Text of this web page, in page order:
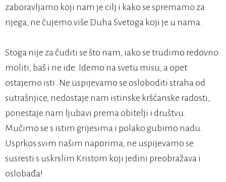
zaboravljamo koji nam je cilj i kako se spremamo za
njega, ne čujemo više Duha Svetoga koji je u nama.
Stoga nije za čuditi se što nam, iako se trudimo redovno
moliti, baš i ne ide. Idemo na svetu misu, a opet
ostajemo isti. Ne uspijevamo se osloboditi straha od
sutrašnjice, nedostaje nam istinske kršćanske radosti,
ponestaje nam ljubavi prema obitelji i društvu.
Mučimo se s istim grijesima i polako gubimo nadu.
Usprkos svim našim naporima, ne uspijevamo se
susresti s uskrslim Kristom koji jedini preobražava i
oslobađa!